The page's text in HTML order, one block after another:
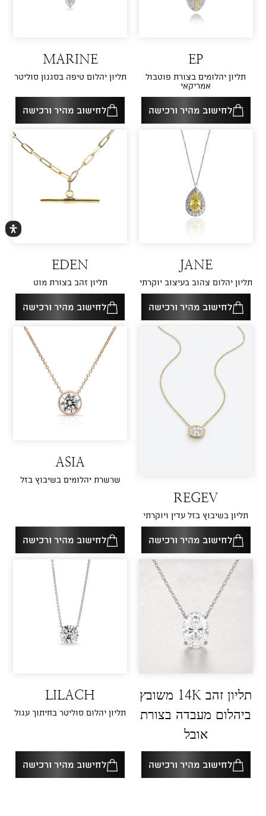
EP
תליון יהלומים בצורת פוטבול
אמריקאי
לחישוב מהיר ורכישה
MARINE
תליון יהלום טיפה בסגנון סוליטר
לחישוב מהיר ורכישה
JANE
תליון יהלום צהוב בעיצוב יוקרתי
לחישוב מהיר ורכישה
EDEN
תליון זהב בצורת מוט
לחישוב מהיר ורכישה
REGEV
תליון בשיבוץ בזל עדין ויוקרתי
לחישוב מהיר ורכישה
ASIA
שרשרת יהלומים בשיבוץ בזל
לחישוב מהיר ורכישה
תליון זהב 14K משובץ
ביהלום מעבדה בצורת
אובל
לחישוב מהיר ורכישה
LILACH
תליון יהלום סוליטר בחיתוך עגול
לחישוב מהיר ורכישה